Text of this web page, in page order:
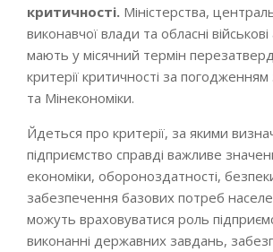
критичності. Міністерства,
виконавчої влади та обласні військові
мають у місячний термін
критерії критичності за
та Мінекономіки.
Йдеться про критерії, за якими
підприємство справді важливе
економіки, обороноздатності,
забезпечення базових потреб
можуть враховуватися роль
виконанні державних завдань,